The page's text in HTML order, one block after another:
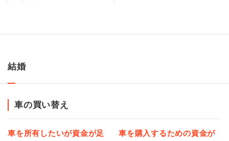
結婚
車の買い替え
車を所有したいが資金が足
車を購入するための資金が